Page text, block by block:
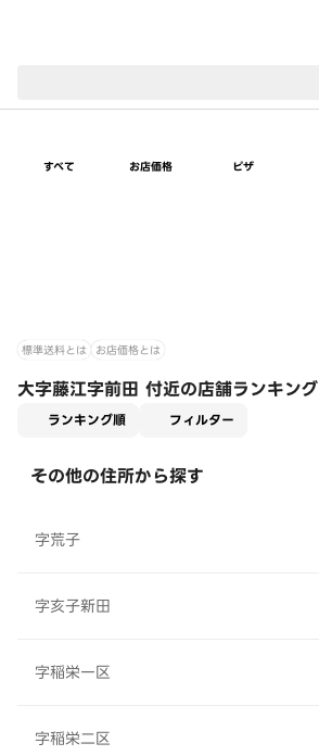
すべて お店価格 ピザ
標準送料とは お店価格とは
大字藤江字前田 付近の店舗ランキング
ランキング順 フィルター
その他の住所から探す
字荒子
字亥子新田
字稲栄一区
字稲栄二区